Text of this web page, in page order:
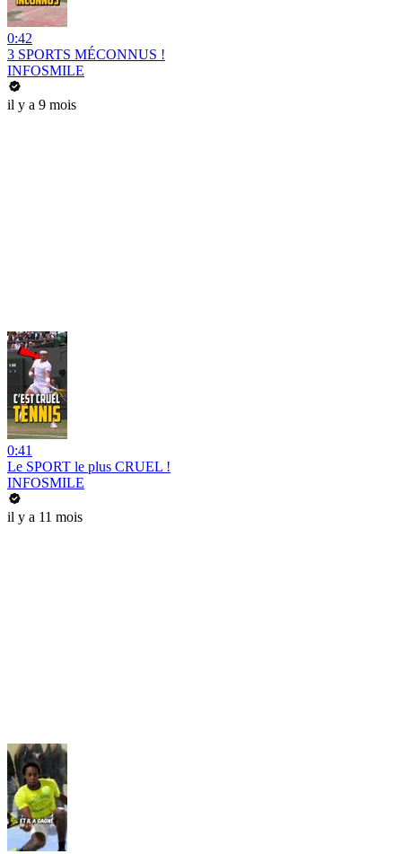
0:42
3 SPORTS MÉCONNUS !
INFOSMILE
il y a 9 mois
0:41
Le SPORT le plus CRUEL !
INFOSMILE
il y a 11 mois